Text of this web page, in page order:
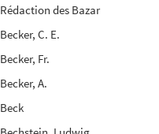
Rédaction des Bazar
Becker, C. E.
Becker, Fr.
Becker, A.
Beck